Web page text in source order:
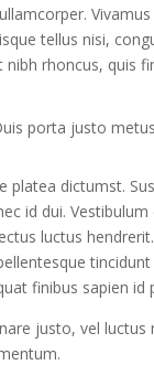
tellus nisi,
rhoncus, quis
porta justo
dictumst.
id dui.
luctus
finibus sapien id
justo, vel